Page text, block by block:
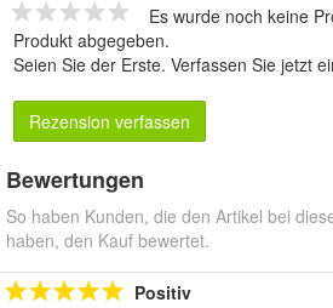
Es wurde noch keine
Produkt abgegeben.
Seien Sie der Erste. Verfassen Sie jetzt
Rezension verfassen
Bewertungen
So haben Kunden, die den Artikel bei
haben, den Kauf bewertet.
Positiv